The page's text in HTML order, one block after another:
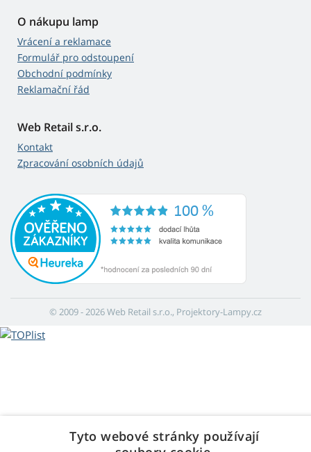
O nákupu lamp
Vrácení a reklamace
Formulář pro odstoupení
Obchodní podmínky
Reklamační řád
Web Retail s.r.o.
Kontakt
Zpracování osobních údajů
© 2009 - 2026 Web Retail s.r.o., Projektory-Lampy.cz
Tyto webové stránky používají